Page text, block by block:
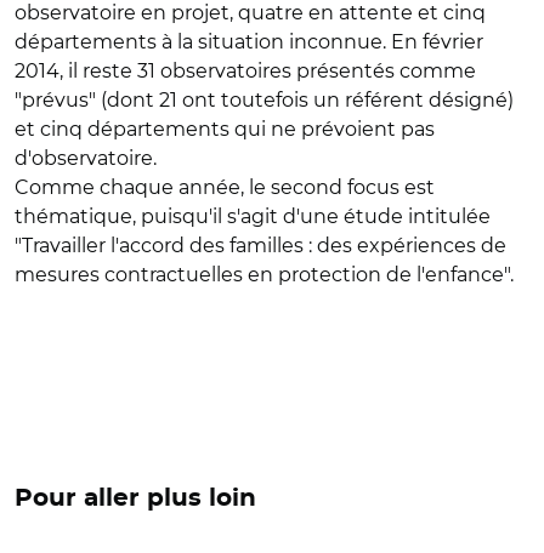
observatoire en projet, quatre en attente et cinq
départements à la situation inconnue. En février
2014, il reste 31 observatoires présentés comme
"prévus" (dont 21 ont toutefois un référent désigné)
et cinq départements qui ne prévoient pas
d'observatoire.
Comme chaque année, le second focus est
thématique, puisqu'il s'agit d'une étude intitulée
"Travailler l'accord des familles : des expériences de
mesures contractuelles en protection de l'enfance".
Pour aller plus loin